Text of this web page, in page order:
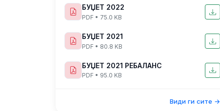
БУЏЕТ 2022
PDF • 75.0 KB
БУЏЕТ 2021
PDF • 80.8 KB
БУЏЕТ 2021 РЕБАЛАНС
PDF • 95.0 KB
Види ги сите →